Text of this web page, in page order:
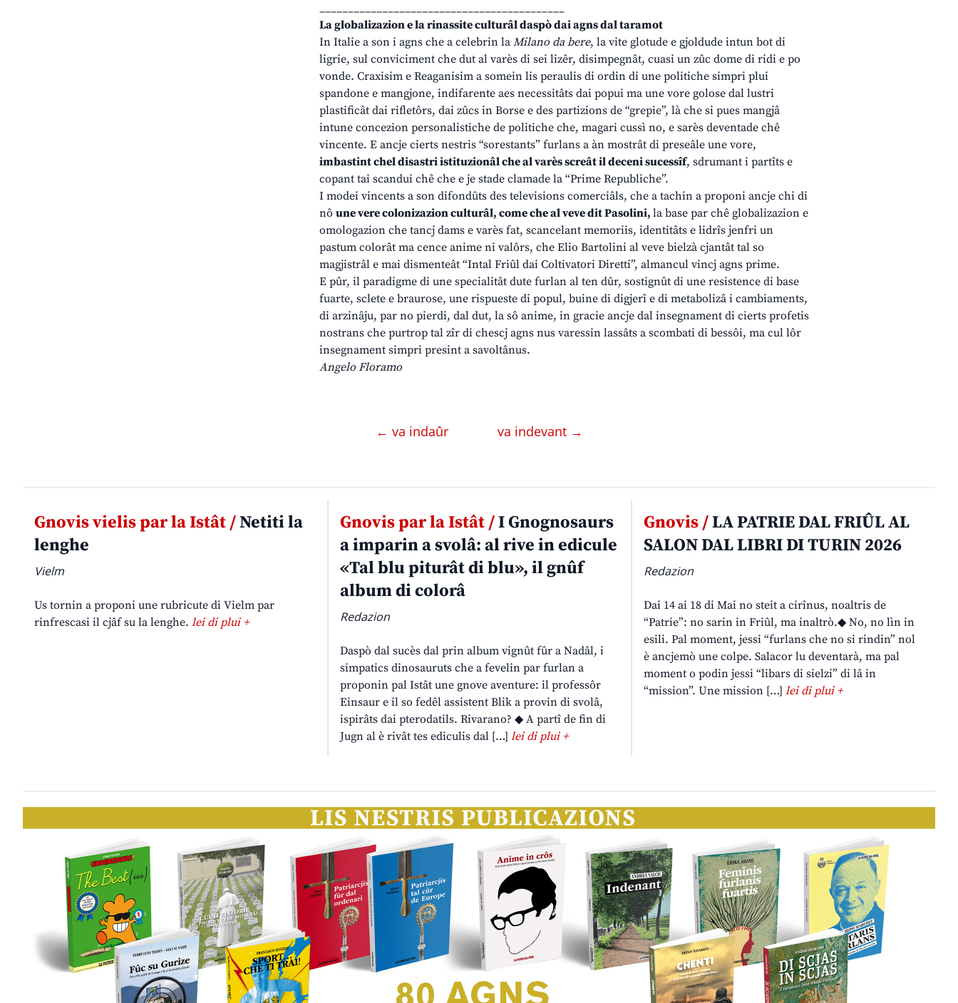
___________________________________________
La globalizazion e la rinassite culturâl daspò dai agns dal taramot
In Italie a son i agns che a celebrin la Milano da bere, la vite glotude e gjoldude intun bot di
ligrie, sul conviciment che dut al varès di sei lizêr, disimpegnât, cuasi un zûc dome di ridi e po
vonde. Craxisim e Reaganisim a somein lis peraulis di ordin di une politiche simpri plui
spandone e mangjone, indifarente aes necessitâts dai popui ma une vore golose dal lustri
plastificât dai rifletôrs, dai zûcs in Borse e des partizions de “grepie”, là che si pues mangjâ
intune concezion personalistiche de politiche che, magari cussì no, e sarès deventade chê
vincente. E ancje cierts nestris “sorestants” furlans a àn mostrât di preseâle une vore,
imbastint chel disastri istituzionâl che al varès screât il deceni sucessîf, sdrumant i partîts e
copant tai scandui chê che e je stade clamade la “Prime Republiche”.
I modei vincents a son difondûts des televisions comerciâls, che a tachin a proponi ancje chi di
nô une vere colonizazion culturâl, come che al veve dit Pasolini, la base par chê globalizazion e
omologazion che tancj dams e varès fat, scancelant memoriis, identitâts e lidrîs jenfri un
pastum colorât ma cence anime ni valôrs, che Elio Bartolini al veve bielzà cjantât tal so
magjistrâl e mai dismenteât “Intal Friûl dai Coltivatori Diretti”, almancul vincj agns prime.
E pûr, il paradigme di une specialitât dute furlan al ten dûr, sostignût di une resistence di base
fuarte, sclete e braurose, une rispueste di popul, buine di digjerî e di metabolizâ i cambiaments,
di arzinâju, par no pierdi, dal dut, la sô anime, in gracie ancje dal insegnament di cierts profetis
nostrans che purtrop tal zîr di chescj agns nus varessin lassâts a scombati di bessôi, ma cul lôr
insegnament simpri presint a savoltânus.
Angelo Floramo
← va indaûr va indevant →
Gnovis vielis par la Istât /Netiti la
lenghe
Vielm
Us tornin a proponi une rubricute di Vielm par
rinfrescasi il cjâf su la lenghe. lei di plui +
Gnovis par la Istât /I Gnognosaurs
a imparin a svolâ: al rive in edicule
«Tal blu piturât di blu», il gnûf
album di colorâ
Redazion
Daspò dal sucès dal prin album vignût fûr a Nadâl, i
simpatics dinosauruts che a fevelin par furlan a
proponin pal Istât une gnove aventure: il professôr
Einsaur e il so fedêl assistent Blik a provin di svolâ,
ispirâts dai pterodatils. Rivarano? ◆ A partî de fin di
Jugn al è rivât tes ediculis dal […] lei di plui +
Gnovis /LA PATRIE DAL FRIÛL AL
SALON DAL LIBRI DI TURIN 2026
Redazion
Dai 14 ai 18 di Mai no steit a cirînus, noaltris de
“Patrie”: no sarin in Friûl, ma inaltrò.◆ No, no lìn in
esili. Pal moment, jessi “furlans che no si rindin” nol
è ancjemò une colpe. Salacor lu deventarà, ma pal
moment o podin jessi “libars di sielzi” di lâ in
“mission”. Une mission […]lei di plui +